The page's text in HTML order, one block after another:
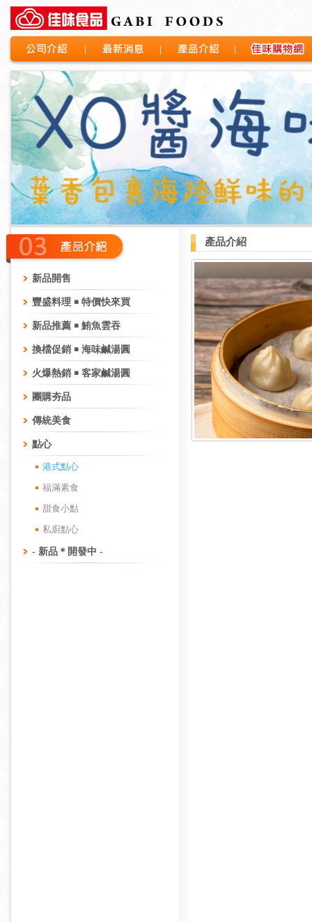
公司介紹 最新消息 產品介紹 佳味購物網
新品開售
豐盛料理 ￭ 特價快來買
新品推薦 ￭ 鮪魚雲吞
換檔促銷 ￭ 海味鹹湯圓
火爆熱銷 ￭ 客家鹹湯圓
團購夯品
傳統美食
點心
港式點心
福滿素食
甜食小點
私廚點心
- 新品＊開發中 -
產品介紹